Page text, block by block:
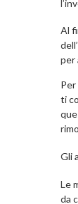
Al
per
ti
Gli
Le
da